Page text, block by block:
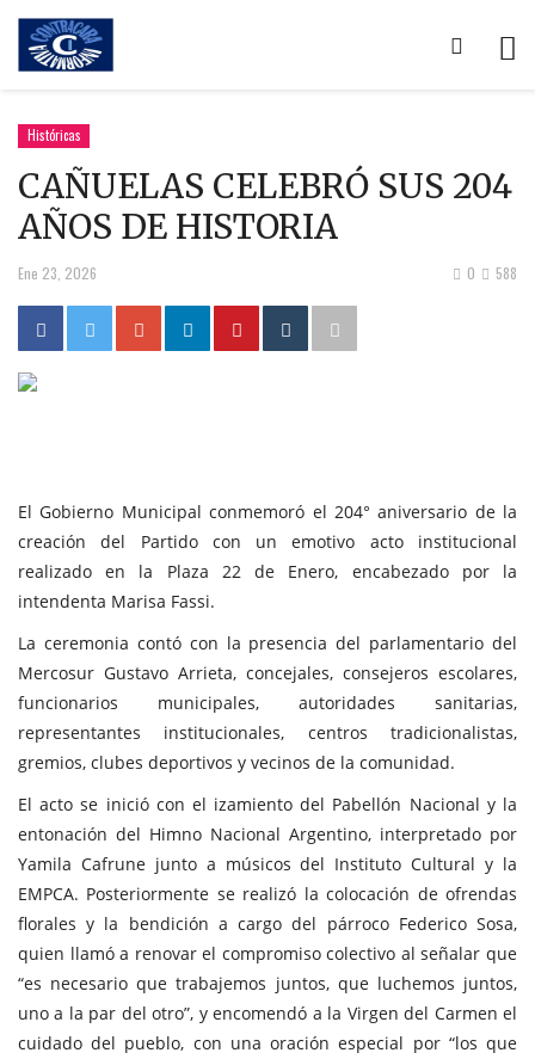
Históricas
CAÑUELAS CELEBRÓ SUS 204
AÑOS DE HISTORIA
Ene 23, 2026 588
0
El Gobierno Municipal conmemoró el 204° aniversario de la
creación del Partido con un emotivo acto institucional
realizado en la Plaza 22 de Enero, encabezado por la
intendenta Marisa Fassi.
La ceremonia contó con la presencia del parlamentario del
Mercosur Gustavo Arrieta, concejales, consejeros escolares,
funcionarios municipales, autoridades sanitarias,
representantes institucionales, centros tradicionalistas,
gremios, clubes deportivos y vecinos de la comunidad.
El acto se inició con el izamiento del Pabellón Nacional y la
entonación del Himno Nacional Argentino, interpretado por
Yamila Cafrune junto a músicos del Instituto Cultural y la
EMPCA. Posteriormente se realizó la colocación de ofrendas
florales y la bendición a cargo del párroco Federico Sosa,
quien llamó a renovar el compromiso colectivo al señalar que
“es necesario que trabajemos juntos, que luchemos juntos,
uno a la par del otro”, y encomendó a la Virgen del Carmen el
cuidado del pueblo, con una oración especial por “los que